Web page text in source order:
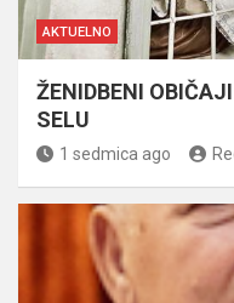
AKTUELNO
ŽENIDBENI
SELU
1 sedmica ago